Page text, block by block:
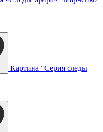
Картина "Серия следы